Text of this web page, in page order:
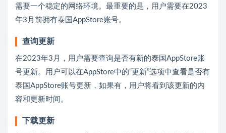
需要一个稳定的网络环境。最重要的是，用户需要在2023
年3月前拥有泰国AppStore账号。
查询更新
在2023年3月，用户需要查询是否有新的泰国AppStore账
号更新。用户可以在AppStore中的“更新”选项中查看是否有
泰国AppStore账号更新，如果有，用户将看到该更新的内
容和更新时间。
下载更新